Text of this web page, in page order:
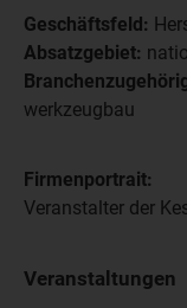
Geschäftsfeld:
Absatzgebiet:
werkzeugbau
Firmenportrait:
Veranstalter der
Veranstaltungen